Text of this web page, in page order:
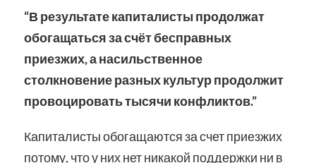
“В результате капиталисты продолжат
обогащаться за счёт бесправных
приезжих, а насильственное
столкновение разных культур продолжит
провоцировать тысячи конфликтов.”
Капиталисты обогащаются за счет приезжих
потому, что у них нет никакой поддержки ни в